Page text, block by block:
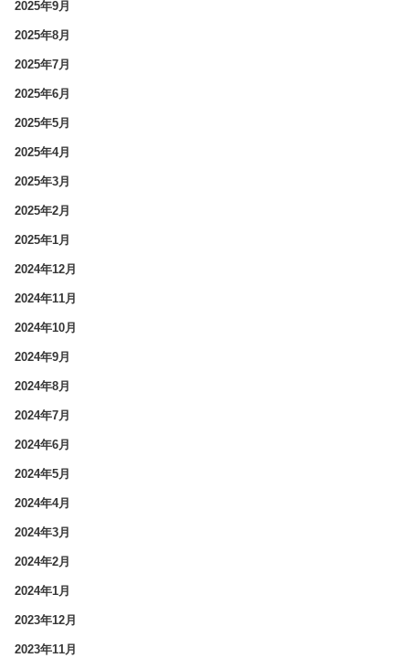
2025年9月
2025年8月
2025年7月
2025年6月
2025年5月
2025年4月
2025年3月
2025年2月
2025年1月
2024年12月
2024年11月
2024年10月
2024年9月
2024年8月
2024年7月
2024年6月
2024年5月
2024年4月
2024年3月
2024年2月
2024年1月
2023年12月
2023年11月